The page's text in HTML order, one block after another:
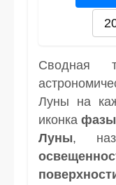
Сводная
Луны на
иконкафазы
Луны,